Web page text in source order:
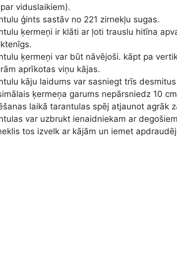
viduslaikiem).
ģints sastāv no 221 zirnekļu sugas.
ķermeņi ir klāti ar ļoti trauslu hitīna
ķermeņi var būt nāvējoši. kāpt pa
aprīkotas viņu kājas.
kāju laidums var sasniegt trīs
ķermeņa garums nepārsniedz 10
laikā tarantulas spēj atjaunot agrāk
var uzbrukt ienaidniekam ar
tos izvelk ar kājām un iemet